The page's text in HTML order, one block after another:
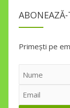
ABONEAZĂ-
Primești pe